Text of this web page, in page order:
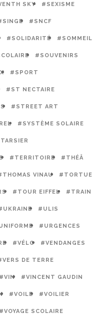
SKY #SEXISME
#SNCF
#SOLIDARITÉ #SOMMEIL
#SOUVENIRS
#SPORT
#ST NECTAIRE
#STREET ART
#SYSTÈME SOLAIRE
#TERRITOIRE #THÉÂ
VINAU #TORTUE
#TOUR EIFFEL #TRAIN
#ULIS
#URGENCES
#VÉLO #VENDANGES
DE TERRE
#VIN #VINCENT GAUDIN
#VOILE #VOILIER
#VOYAGE SCOLAIRE